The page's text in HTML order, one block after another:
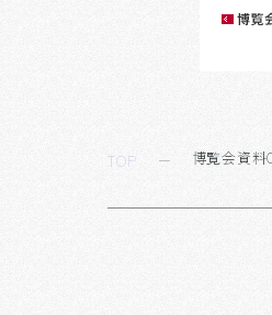
TOP 博覧会資料